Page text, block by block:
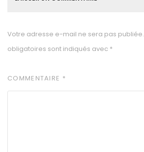
Votre adresse e-mail ne sera pas publiée.
obligatoires sont indiqués avec *
COMMENTAIRE *